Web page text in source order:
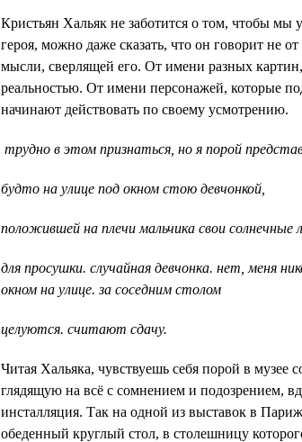
Кристьян Хальяк не заботится о том, чтобы мы
героя, можно даже сказать, что он говорит не
мысли, сверлящей его. От имени разных
реальностью. От имени персонажей, которые
начинают действовать по своему усмотрению.
трудно в этом признаться, но я порой
будто на улице под окном стою девчонкой,
положившей на плечи мальчика свои солнечные
для просушки. случайная девчонка. нет, меня
окном на улице. за соседним столом
целуются. считают сдачу.
Читая Хальяка, чувствуешь себя порой в музее
глядящую на всё с сомнением и подозрением,
инсталляция. Так на одной из выставок в
обеденный круглый стол, в столешницу